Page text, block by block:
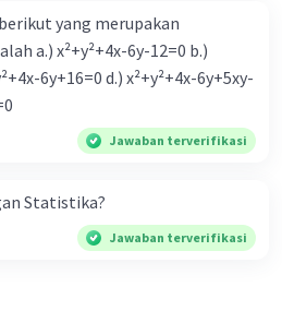
yang merupakan
b.)
6y+16=0 d.) x²+y²+4x-6y+5xy-
Jawaban terverifikasi
Statistika?
Jawaban terverifikasi